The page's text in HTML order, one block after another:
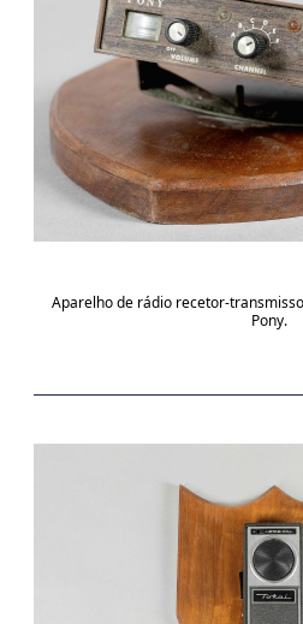
Aparelho de rádio recetor-
Pony.